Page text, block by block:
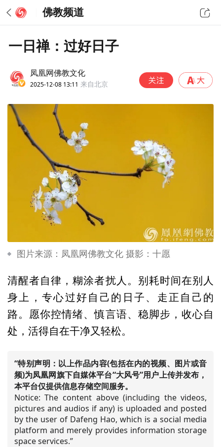
佛教频道
一日禅：过好日子
凤凰网佛教文化
2025-12-08 13:11 来自北京
图片来源：凤凰网佛教文化 摄影：十愿
清醒者自律，糊涂者扰人。别耗时间在别人
身上，专心过好自己的日子、走正自己的
路。愿你控情绪、慎言语、稳脚步，收心自
处，活得自在干净又轻松。
“特别声明：以上作品内容(包括在内的视频、图片或音
频)为凤凰网旗下自媒体平台“大风号”用户上传并发布，
本平台仅提供信息存储空间服务。
Notice: The content above (including the videos,
pictures and audios if any) is uploaded and posted
by the user of Dafeng Hao, which is a social media
platform and merely provides information storage
space services.”